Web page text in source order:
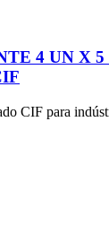
4 UN X 5
CIF para